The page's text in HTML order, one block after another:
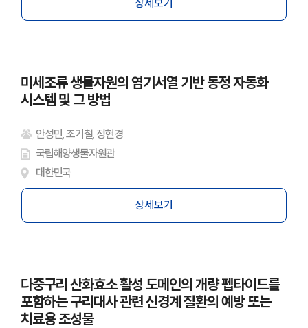
상세보기
미세조류 생물자원의 염기서열 기반 동정 자동화
시스템 및 그 방법
안성민, 조기철, 정현경
국립해양생물자원관
대한민국
상세보기
다중구리 산화효소 활성 도메인의 개량 펩타이드를
포함하는 구리대사 관련 신경계 질환의 예방 또는
치료용 조성물